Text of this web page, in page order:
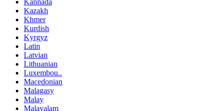
Kazakh
Khmer
Kurdish
Kyrgyz
Latin
Latvian
Lithuanian
Luxembou..
Macedonian
Malagasy
Malay
Malayalam